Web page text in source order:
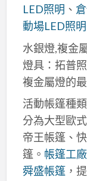
LED照明 、
動場LED照明
水銀燈,複金
燈具：拓普
複金屬燈的
活動帳篷種
分為大型歐
帝王帳篷、
篷。 帳篷工
舜盛帳篷，